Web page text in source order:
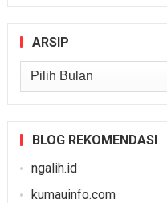
ARSIP
Arsip
BLOG REKOMENDASI
ngalih.id
kumauinfo.com